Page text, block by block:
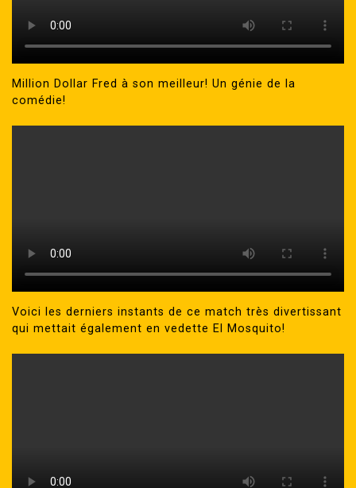
Million Dollar Fred à son meilleur! Un génie de la
comédie!
Voici les derniers instants de ce match très divertissant
qui mettait également en vedette El Mosquito!